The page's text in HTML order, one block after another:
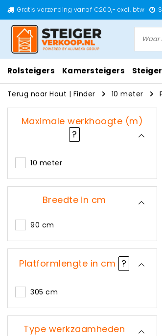
Gratis verzending vanaf €200,- excl. btw
Rolsteigers Kamersteigers
Terug naar Hout | Finder 10 meter
Maximale werkhoogte (m)
?
10 meter
Breedte in cm
90 cm
Platformlengte in cm ?
305 cm
Type werkzaamheden